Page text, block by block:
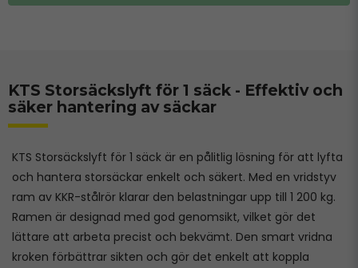
KTS Storsäckslyft för 1 säck - Effektiv och
säker hantering av säckar
KTS Storsäckslyft för 1 säck är en pålitlig lösning för att lyfta
och hantera storsäckar enkelt och säkert. Med en vridstyv
ram av KKR-stålrör klarar den belastningar upp till 1 200 kg.
Ramen är designad med god genomsikt, vilket gör det
lättare att arbeta precist och bekvämt. Den smart vridna
kroken förbättrar sikten och gör det enkelt att koppla